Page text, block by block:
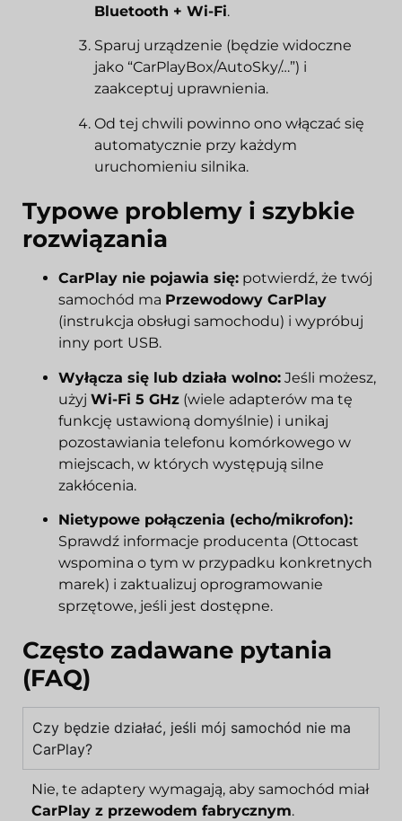
Bluetooth + Wi-Fi.
Sparuj urządzenie (będzie widoczne
jako “CarPlayBox/AutoSky/…”) i
zaakceptuj uprawnienia.
Od tej chwili powinno ono włączać się
automatycznie przy każdym
uruchomieniu silnika.
Typowe problemy i szybkie
rozwiązania
CarPlay nie pojawia się: potwierdź, że twój
samochód ma Przewodowy CarPlay
(instrukcja obsługi samochodu) i wypróbuj
inny port USB.
Wyłącza się lub działa wolno: Jeśli możesz,
użyj Wi-Fi 5 GHz (wiele adapterów ma tę
funkcję ustawioną domyślnie) i unikaj
pozostawiania telefonu komórkowego w
miejscach, w których występują silne
zakłócenia.
Nietypowe połączenia (echo/mikrofon):
Sprawdź informacje producenta (Ottocast
wspomina o tym w przypadku konkretnych
marek) i zaktualizuj oprogramowanie
sprzętowe, jeśli jest dostępne.
Często zadawane pytania
(FAQ)
Czy będzie działać, jeśli mój samochód nie ma
CarPlay?
Nie, te adaptery wymagają, aby samochód miał
CarPlay z przewodem fabrycznym.